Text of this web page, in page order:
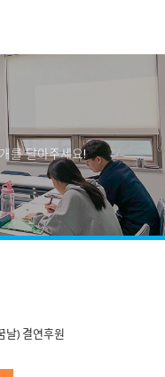
를 달아주세요!
날) 결연후원